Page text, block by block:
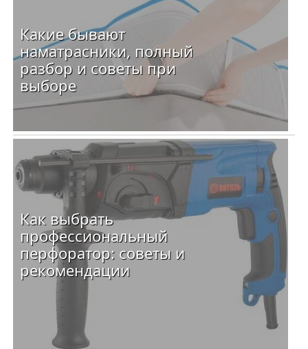
Какие бывают
наматрасники, полный
разбор и советы при
выборе
Как выбрать
профессиональный
перфоратор: советы и
рекомендации